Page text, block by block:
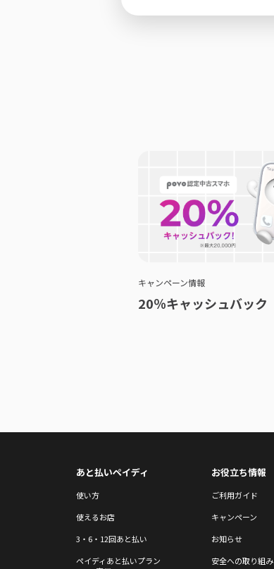
キャンペーン情報
20％キャッシュバック
あと払いペイディ
使い方
使えるお店
3・6・12回あと払い
ペイディあと払いプラン
お役立ち情報
ご利用ガイド
キャンペーン
お知らせ
安全への取り組み